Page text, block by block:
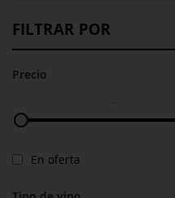
FILTRAR POR
Precio
En oferta